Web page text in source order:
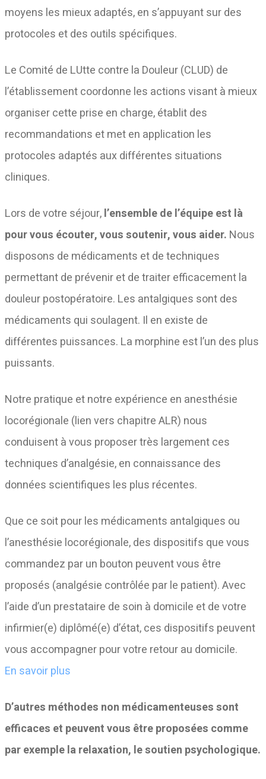
moyens les mieux adaptés, en s’appuyant sur des
protocoles et des outils spécifiques.
Le Comité de LUtte contre la Douleur (CLUD) de
l’établissement coordonne les actions visant à mieux
organiser cette prise en charge, établit des
recommandations et met en application les
protocoles adaptés aux différentes situations
cliniques.
Lors de votre séjour,l’ensemble de l’équipe est là
pour vous écouter, vous soutenir, vous aider. Nous
disposons de médicaments et de techniques
permettant de prévenir et de traiter efficacement la
douleur postopératoire. Les antalgiques sont des
médicaments qui soulagent. Il en existe de
différentes puissances. La morphine est l’un des plus
puissants.
Notre pratique et notre expérience en anesthésie
locorégionale (lien vers chapitre ALR) nous
conduisent à vous proposer très largement ces
techniques d’analgésie, en connaissance des
données scientifiques les plus récentes.
Que ce soit pour les médicaments antalgiques ou
l’anesthésie locorégionale, des dispositifs que vous
commandez par un bouton peuvent vous être
proposés (analgésie contrôlée par le patient). Avec
l’aide d’un prestataire de soin à domicile et de votre
infirmier(e) diplômé(e) d’état, ces dispositifs peuvent
vous accompagner pour votre retour au domicile.
En savoir plus
D’autres méthodes non médicamenteuses sont
efficaces et peuvent vous être proposées comme
par exemple la relaxation, le soutien psychologique.